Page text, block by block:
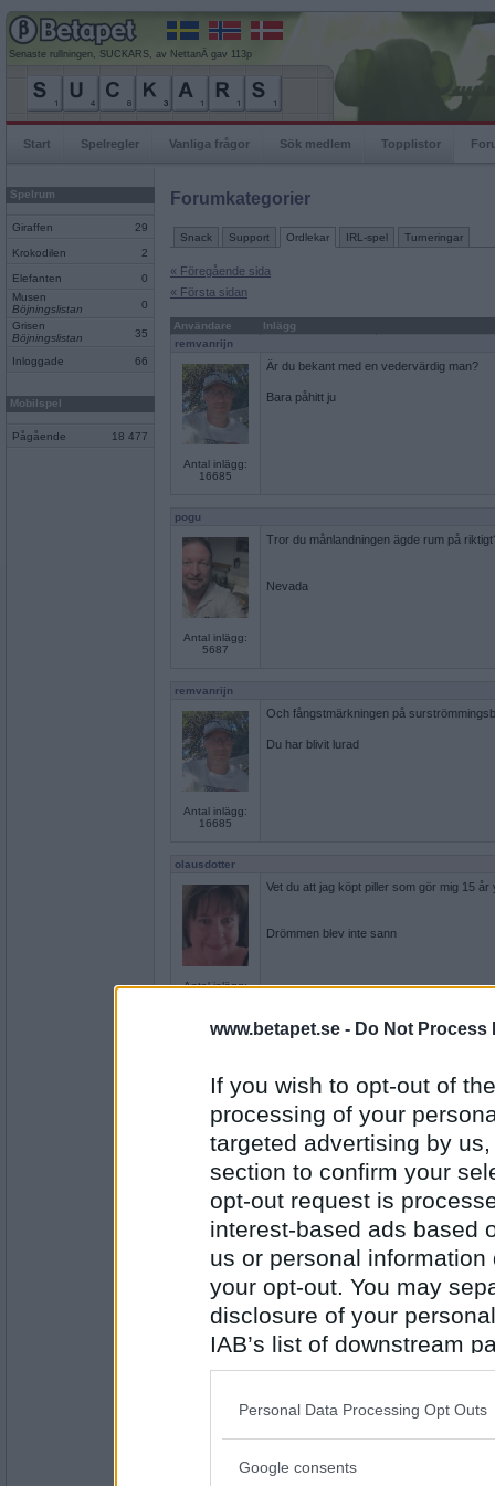
www.betapet.se - Do Not Process
If you wish to opt-out of
processing of your
targeted advertising by
section to confirm your
opt-out request is
interest-based ads based
us or personal
your opt-out. You may
disclosure of your
IAB’s list of downstream
also be disclosed by us
Downstream Participants
Please note that this
Personal Data Processing Opt Outs
Google consents
Senaste rullningen, SUCKARS, av NettanÄ gav 113p
Start Spelregler Vanliga frågor Sök medlem Topplistor
Spelrum
Giraffen 29
Krokodilen 2
Elefanten
0
Musen
Böjningslistan
0
Grisen
Böjningslistan
35
Inloggade 66
Mobilspel
Pågående 18 477
Forumkategorier
Snack Support Ordlekar IRL-spel Turneringar
« Föregående sida
« Första sidan
Användare
Inlägg
remvanrijn
Antal inlägg:
16685
Är du bekant med en vedervärdig man?
Bara påhitt ju
pogu
Antal inlägg:
5687
Tror du månlandningen ägde rum på
Nevada
remvanrijn
Antal inlägg:
16685
Och fångstmärkningen på
Du har blivit lurad
olausdotter
Antal inlägg:
Vet du att jag köpt piller som gör mig 15
Drömmen blev inte sann
Antal inlägg:
2503
Lågt Ph-värde
olausdotter
4960
Varför är du så jäkla sur?
Se till att bli basisk
Vad sa rem om din surströmming?